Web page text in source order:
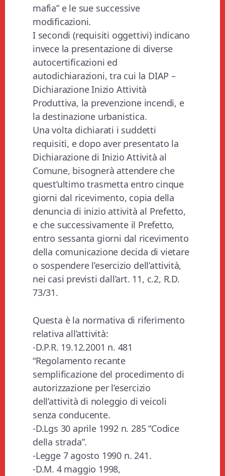
mafia” e le sue successive
modificazioni.
I secondi (requisiti oggettivi) indicano
invece la presentazione di diverse
autocertificazioni ed
autodichiarazioni, tra cui la DIAP –
Dichiarazione Inizio Attività
Produttiva, la prevenzione incendi, e
la destinazione urbanistica.
Una volta dichiarati i suddetti
requisiti, e dopo aver presentato la
Dichiarazione di Inizio Attività al
Comune, bisognerà attendere che
quest’ultimo trasmetta entro cinque
giorni dal ricevimento, copia della
denuncia di inizio attività al Prefetto,
e che successivamente il Prefetto,
entro sessanta giorni dal ricevimento
della comunicazione decida di vietare
o sospendere l’esercizio dell’attività,
nei casi previsti dall’art. 11, c.2, R.D.
73/31.
Questa è la normativa di riferimento
relativa all’attività:
-D.P.R. 19.12.2001 n. 481
“Regolamento recante
semplificazione del procedimento di
autorizzazione per l’esercizio
dell’attività di noleggio di veicoli
senza conducente.
-D.Lgs 30 aprile 1992 n. 285 “Codice
della strada”.
-Legge 7 agosto 1990 n. 241.
-D.M. 4 maggio 1998,